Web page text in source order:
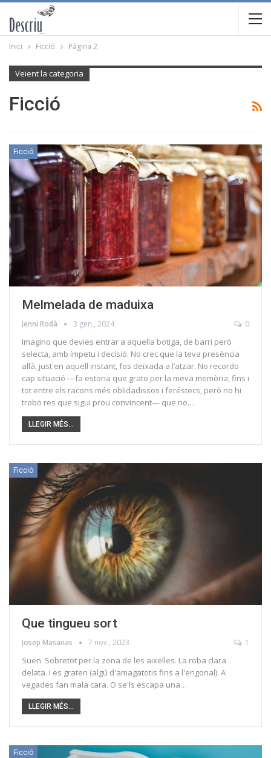
Inici Ficció Pàgina 2
Veient la categoria
Ficció
Ficció
Melmelada de maduixa
Jenni Rodà 3 gen., 2024 0
Imagino que devies entrar a aquella botiga, de barri però
selecta, amb ímpetu i decisió. No crec que la teva presència
allà, just en aquell instant, fos deixada a l’atzar. No recordo
cap situació —fa estona que grato per la meva memòria, fins i
tot entre els racons més oblidadissos i feréstecs, però no hi
trobo res que sigui prou convincent— que no…
LLEGIR MÉS...
Ficció
Que tingueu sort
Josep Masanas 7 nov., 2023 1
Suen. Sobretot per la zona de les aixelles. La roba clara
delata. I es graten (algú d'amagatotis fins a l'engonal). A
vegades fan mala cara. O se'ls escapa una…
LLEGIR MÉS...
Ficció